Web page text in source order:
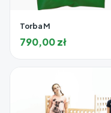
Torba M
790,00zł